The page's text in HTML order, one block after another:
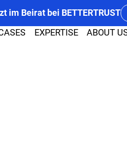
EXPERTISE
ABOUT
im Beirat bei BETTERTRUST